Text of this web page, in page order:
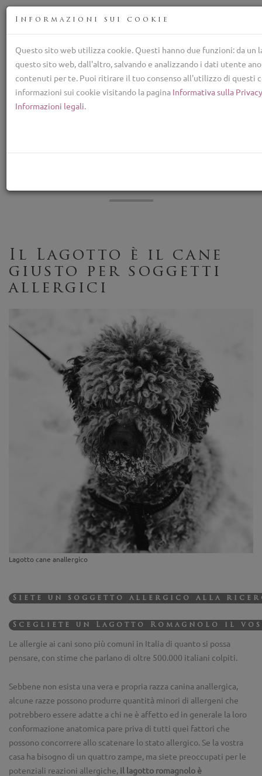
+39 329 782
Il Lagotto è il cane
giusto per soggetti
allergici
Lagotto cane anallergico
Siete un soggetto allergico alla
Scegliete un Lagotto Romagnolo il
Le allergie ai cani sono più comuni in Italia di quanto si possa
pensare, con stime che parlano di oltre 500.000 italiani colpiti.
Sebbene non esista una vera e propria razza canina anallergica,
alcune razze possono produrre quantità minori di allergeni che
potrebbero essere adatte a chi ne è affetto ed in generale la loro
conformazione anatomica pare priva di tutti quei fattori che
possono concorrere allo scatenare lo stato allergico. Se la vostra
casa ha bisogno di un quattro zampe, ma siete preoccupati per le
potenziali reazioni allergiche, il lagotto romagnolo è
Informazioni sui cookie
Questo sito web utilizza cookie. Questi hanno due funzioni: da un
questo sito web, dall'altro, salvando e analizzando i dati utente
contenuti per te. Puoi ritirare il tuo consenso all'utilizzo di questi
informazioni sui cookie visitando la pagina Informativa sulla Privacy
Informazioni legali.